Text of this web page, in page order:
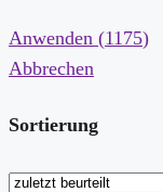
Anwenden (1175)
Abbrechen
Sortierung